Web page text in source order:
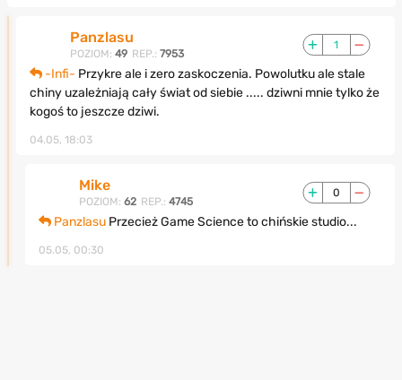
Panzlasu
POZIOM: 49 REP.: 7953
1
-Infi- Przykre ale i zero zaskoczenia. Powolutku ale stale
chiny uzależniają cały świat od siebie ..... dziwni mnie tylko że
kogoś to jeszcze dziwi.
04.05, 18:03
Mike
POZIOM: 62 REP.: 4745
0
Panzlasu Przecież Game Science to chińskie studio...
05.05, 00:30